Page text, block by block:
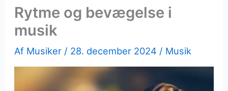
Rytme og bevægelse i
musik
Af Musiker / 28. december 2024 / Musik